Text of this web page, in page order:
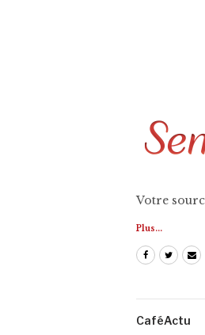
Votre
Plus...
CaféActu